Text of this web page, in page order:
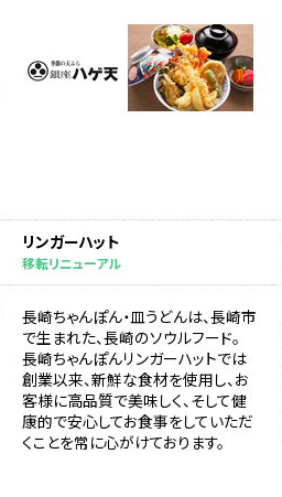
リンガーハット
移転リニューアル
長崎ちゃんぽん・皿うどんは、長崎市
で生まれた、長崎のソウルフード。
長崎ちゃんぽんリンガーハットでは
創業以来、新鮮な食材を使用し、お
客様に高品質で美味しく、そして健
康的で安心してお食事をしていただ
くことを常に心がけております。